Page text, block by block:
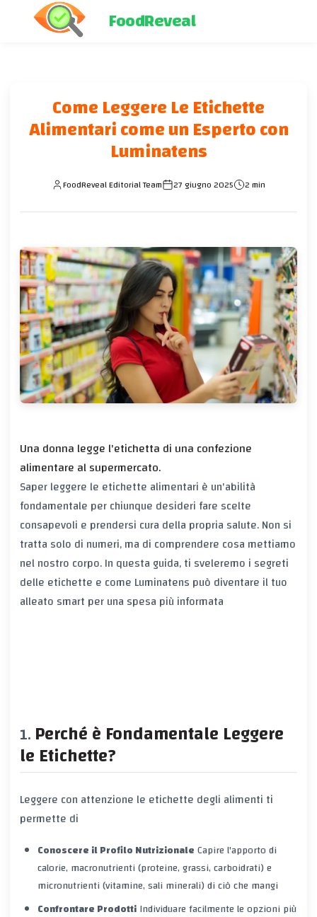
FoodReveal
Come Leggere Le Etichette
Alimentari come un Esperto con
Luminatens
FoodReveal Editorial Team 27 giugno 2025 2 min
Una donna legge l'etichetta di una confezione
alimentare al supermercato.
Saper leggere le etichette alimentari è un'abilità
fondamentale per chiunque desideri fare scelte
consapevoli e prendersi cura della propria salute. Non si
tratta solo di numeri, ma di comprendere cosa mettiamo
nel nostro corpo. In questa guida, ti sveleremo i segreti
delle etichette e come Luminatens può diventare il tuo
alleato smart per una spesa più informata
Perché è Fondamentale Leggere
le Etichette?
Leggere con attenzione le etichette degli alimenti ti
permette di
Conoscere il Profilo NutrizionaleCapire l'apporto di
calorie, macronutrienti (proteine, grassi, carboidrati) e
micronutrienti (vitamine, sali minerali) di ciò che mangi
Confrontare ProdottiIndividuare facilmente le opzioni più